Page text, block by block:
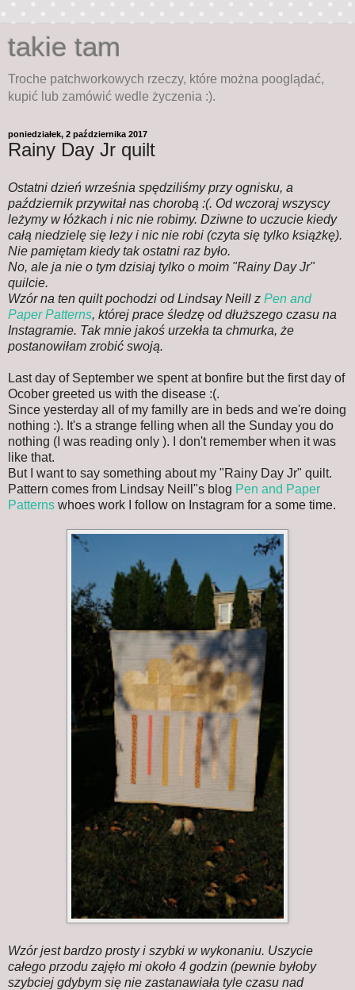
takie tam
Troche patchworkowych rzeczy, które można pooglądać,
kupić lub zamówić wedle życzenia :).
poniedziałek, 2 października 2017
Rainy Day Jr quilt
Ostatni dzień września spędziliśmy przy ognisku, a
październik przywitał nas chorobą :(. Od wczoraj wszyscy
leżymy w łóżkach i nic nie robimy. Dziwne to uczucie kiedy
całą niedzielę się leży i nic nie robi (czyta się tylko książkę).
Nie pamiętam kiedy tak ostatni raz było.
No, ale ja nie o tym dzisiaj tylko o moim "Rainy Day Jr"
quilcie.
Wzór na ten quilt pochodzi od Lindsay Neill z Pen and
Paper Patterns, której prace śledzę od dłuższego czasu na
Instagramie. Tak mnie jakoś urzekła ta chmurka, że
postanowiłam zrobić swoją.
Last day of September we spent at bonfire but the first day of
Ocober greeted us with the disease :(.
Since yesterday all of my familly are in beds and we're doing
nothing :). It's a strange felling when all the Sunday you do
nothing (I was reading only ). I don't remember when it was
like that.
But I want to say something about my "Rainy Day Jr" quilt.
Pattern comes from Lindsay Neill"s blog Pen and Paper
Patterns whoes work I follow on Instagram for a some time.
Wzór jest bardzo prosty i szybki w wykonaniu. Uszycie
całego przodu zajęło mi około 4 godzin (pewnie byłoby
szybciej gdybym się nie zastanawiała tyle czasu nad